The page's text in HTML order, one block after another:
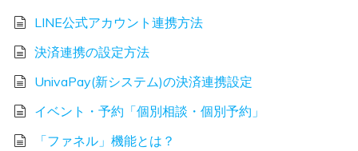
LINE公式アカウント連携方法
決済連携の設定方法
UnivaPay(新システム)の決済連携設定
イベント・予約「個別相談・個別予約」
「ファネル」機能とは？